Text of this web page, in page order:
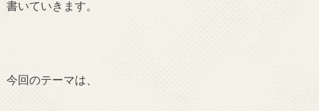
書いていきます。
今回のテーマは、